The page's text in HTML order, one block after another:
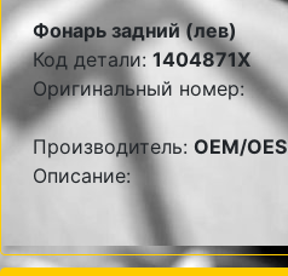
Фонарь задний (лев)
Код детали: 1404871X
Оригинальный номер:
Производитель: OEM/OES
Описание: